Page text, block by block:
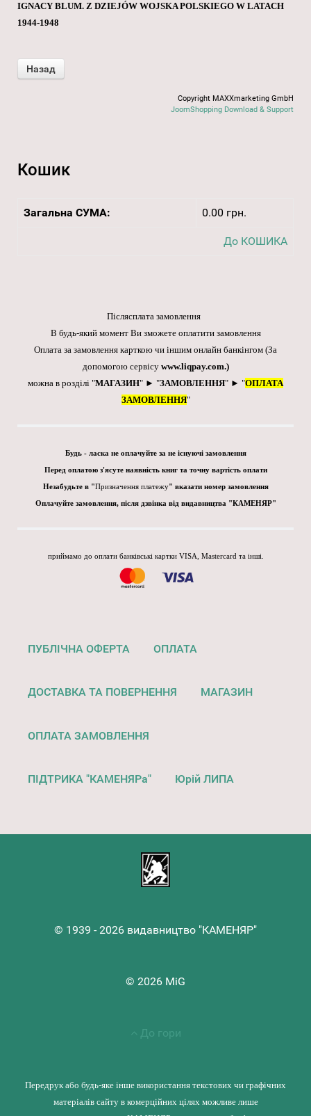
IGNACY BLUM. Z DZIEJÓW WOJSKA POLSKIEGO W LATACH
1944-1948
Copyright MAXXmarketing GmbH
JoomShopping Download & Support
Кошик
Загальна СУМА: 0.00 грн.
До КОШИКА
Післясплата замовлення
В будь-який момент Ви зможете оплатити замовлення
Оплата за замовлення карткою чи іншим онлайн банкінгом (За
допомогою сервісу www.liqpay.com.)
можна в розділі "МАГАЗИН" ► "ЗАМОВЛЕННЯ" ► "ОПЛАТА
ЗАМОВЛЕННЯ"
Будь - ласка не оплачуйте за не існуючі замовлення
Перед оплатою з'ясуте наявність книг та точну вартість оплати
Незабудьте в "Призначення платежу" вказати номер замовлення
Оплачуйте замовлення, після дзвінка від видавництва "КАМЕНЯР"
приймамо до оплати банківські картки VISA, Mastercard та інші.
ПУБЛІЧНА ОФЕРТА ОПЛАТА
ДОСТАВКА ТА ПОВЕРНЕННЯ МАГАЗИН
ОПЛАТА ЗАМОВЛЕННЯ
ПІДТРИКА "КАМЕНЯРа" Юрій ЛИПА
© 1939 - 2026 видавництво "КАМЕНЯР"
© 2026 MiG
До гори
Передрук або будь-яке інше використання текстових чи графічних
матеріалів сайту в комерційних цілях можливе лише